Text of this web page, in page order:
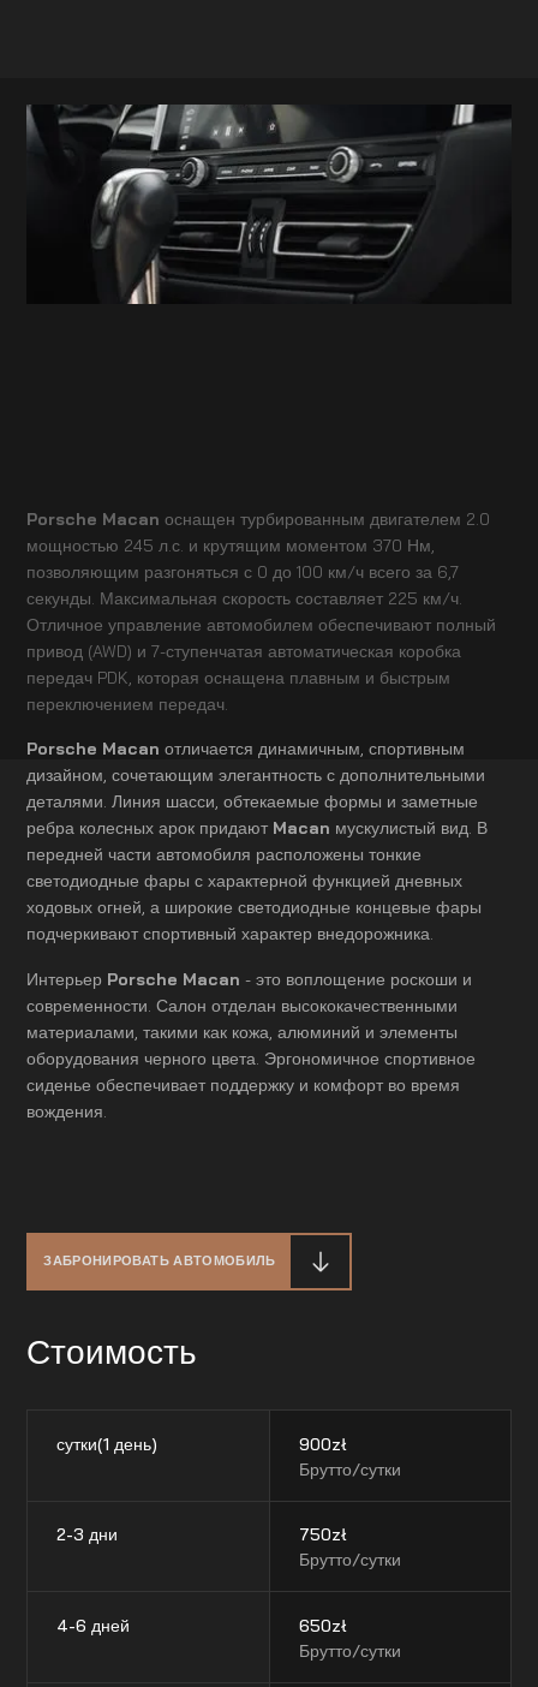
Porsche Macanоснащен турбированным двигателем 2.0
мощностью 245 л.с. и крутящим моментом 370 Нм,
позволяющим разгоняться с 0 до 100 км/ч всего за 6,7
секунды. Максимальная скорость составляет 225 км/ч.
Отличное управление автомобилем обеспечивают полный
привод (AWD) и 7-ступенчатая автоматическая коробка
передач PDK, которая оснащена плавным и быстрым
переключением передач.
Porsche Macanотличается динамичным, спортивным
дизайном, сочетающим элегантность с дополнительными
деталями. Линия шасси, обтекаемые формы и заметные
ребра колесных арок придают Macan мускулистый вид. В
передней части автомобиля расположены тонкие
светодиодные фары с характерной функцией дневных
ходовых огней, а широкие светодиодные концевые фары
подчеркивают спортивный характер внедорожника.
Интерьер Porsche Macan - это воплощение роскоши и
современности. Салон отделан высококачественными
материалами, такими как кожа, алюминий и элементы
оборудования черного цвета. Эргономичное спортивное
сиденье обеспечивает поддержку и комфорт во время
вождения.
ЗАБРОНИРОВАТЬ АВТОМОБИЛЬ
Стоимость
сутки(1 день) 900zł
Брутто/сутки
2-3 дни 750zł
Брутто/сутки
4-6 дней 650zł
Брутто/сутки